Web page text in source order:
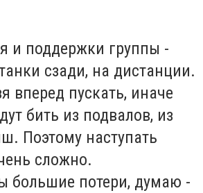
и поддержки группы -
сзади, на дистанции.
вперед пускать, иначе
бить из подвалов, из
Поэтому наступать
сложно.
большие потери, думаю -